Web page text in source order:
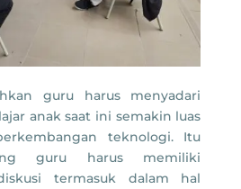
guru harus menyadari
anak saat ini semakin luas
teknologi. Itu
guru harus memiliki
termasuk dalam hal